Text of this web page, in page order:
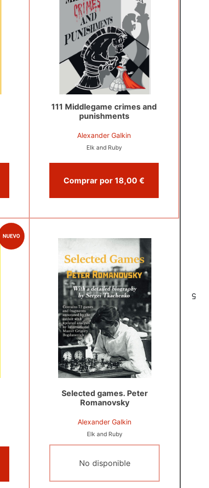
5
111 Middlegame crimes and
punishments
Alexander Galkin
Elk and Ruby
Comprar por 18,00 €
Selected games. Peter
Romanovsky
Alexander Galkin
Elk and Ruby
No disponible